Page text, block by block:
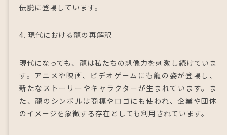
伝説に登場しています。
4. 現代における龍の再解釈
現代になっても、龍は私たちの想像力を刺激し続けていま
す。アニメや映画、ビデオゲームにも龍の姿が登場し、
新たなストーリーやキャラクターが生まれています。ま
た、龍のシンボルは商標やロゴにも使われ、企業や団体
のイメージを象徴する存在としても利用されています。